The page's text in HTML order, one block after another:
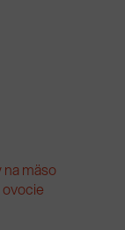
mäso